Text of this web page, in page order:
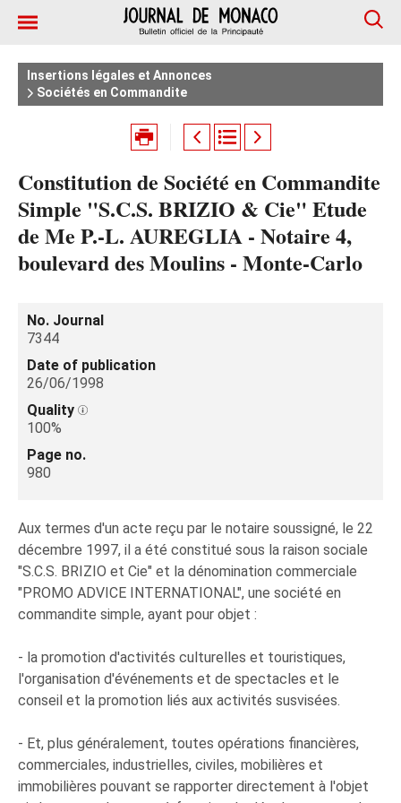
Insertions légales et Annonces
Sociétés en Commandite
Constitution de Société en Commandite
Simple "S.C.S. BRIZIO & Cie" Etude
de Me P.-L. AUREGLIA - Notaire 4,
boulevard des Moulins - Monte-Carlo
No. Journal
7344
Date of publication
26/06/1998
Quality
100%
Page no.
980
Aux termes d'un acte reçu par le notaire soussigné, le 22
décembre 1997, il a été constitué sous la raison sociale
"S.C.S. BRIZIO et Cie" et la dénomination commerciale
"PROMO ADVICE INTERNATIONAL", une société en
commandite simple, ayant pour objet :
- la promotion d'activités culturelles et touristiques,
l'organisation d'événements et de spectacles et le
conseil et la promotion liés aux activités susvisées.
- Et, plus généralement, toutes opérations financières,
commerciales, industrielles, civiles, mobilières et
immobilières pouvant se rapporter directement à l'objet